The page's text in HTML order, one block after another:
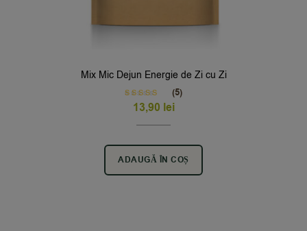
Mix Mic Dejun Energie de Zi cu Zi
Rated5.00
out of 5
(5)
13,90 lei
ADAUGĂ ÎN COȘ